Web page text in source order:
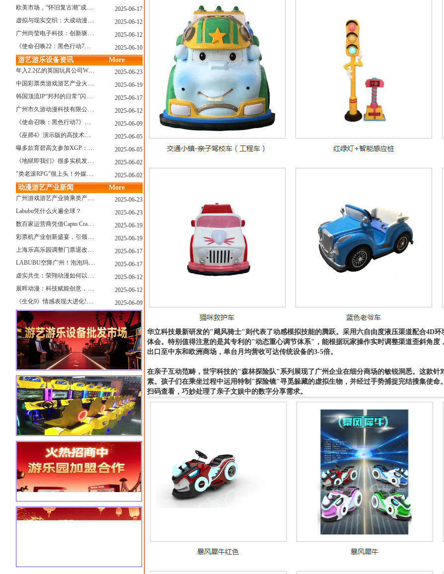
欧美市场，“怀旧复古潮”成今年爆火！ 2025-06-17
虚拟与现实交织：大成动漫如何用"数字工匠精神"重塑游艺产业价值生态 2025-06-12
广州尚莹电子科技：创新驱动，引领游艺产业智能化新浪潮 2025-06-12
《使命召唤22：黑色行动7》战役模式传闻引不满:玩家将扮演无名士兵 2025-06-10
游艺游乐设备资讯
More
年入2.2亿的英国玩具公司Wow! Stuff被收购！
2025-06-23
中国彩票类游戏游艺产业火红现状深度分析 2025-06-19
韩国顶流IP“邦邦的日常”闪现深圳 2025-06-17
广州市久游动漫科技有限公司：创新驱动，引领游艺产业新浪潮 2025-06-12
《使命召唤：黑色行动7》问题多多：或将重蹈覆辙 2025-06-09
《巫师4》演示版的高技术力能在PS5上复现吗？数毛社以为很有或许！ 2025-06-05
曝多款育碧高文参加XGP：《星球大战：亡命之徒》、《阿凡达：潘多拉边境》、《刺客信条：影》等 2025-06-05
《地狱即我们》很多实机发布！虚幻5的地狱级画质！ 2025-06-02
"类老滚RPG"很上头！外媒盛赞新作《污痕圣杯》 2025-06-02
动漫游艺产业新闻
More
广州游戏游艺产业骑乘类产品的创新革命与沉浸式体验升级
2025-06-23
Labubu凭什么火遍全球？
2025-06-23
数百家运营商凭借Capto Crane娃娃机赢得玩家青睐——您呢？ 2025-06-19
彩票机产业创新盛宴，引领数字娱乐新潮流 2025-06-19
上海乐高乐园调整门票退改政策，多项“全球首发”引关注 2025-06-17
LABUBU空降广州！泡泡玛特快闪店限时开启 2025-06-17
虚实共生：荣翔动漫如何以"科技+文化"双轮驱动重塑游艺产业新生态 2025-06-12
展晖动漫：科技赋能创意，打造沉浸式游艺新体验 2025-06-12
《生化9》情感表现大进化!眼神、颤抖细节拉满！ 2025-06-09
华立科技最新研发的"飓风骑士"则代表了动感模拟技能的腾跃。采用六自由度液压渠道配合4D
体会。特别值得注意的是其专利的"动态重心调节体系"，能根据玩家操作实时调整渠道歪斜角
出口至中东和欧洲商场，单台月均营收可达传统设备的3-5倍。
在亲子互动范畴，世宇科技的"森林探险队"系列展现了广州企业在细分商场的敏锐洞悉。这款
素。孩子们在乘坐过程中运用特制"探险镜"寻觅躲藏的虚拟生物，并经过手势捕捉完结搜集使
扫码查看，巧妙处理了亲子文娱中的数字分享需求。